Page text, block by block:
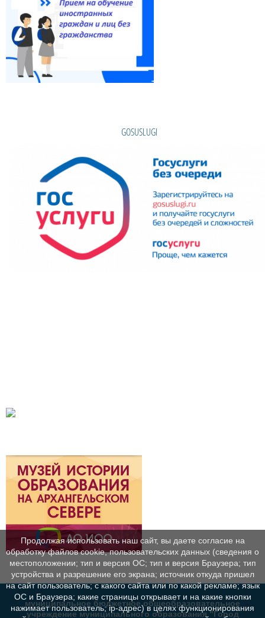
GOSUSLUGI
муниципальное бюджетное общеобразовательное
учреждение муниципального образования "Город
Продолжая использовать наш сайт, вы даете согласие на
обработку файлов cookie, пользовательских данных (сведения о
местоположении; тип и версия ОС; тип и версия Браузера; тип
устройства и разрешение его экрана; источник откуда пришел
на сайт пользователь; с какого сайта или по какой рекламе; язык
ОС и Браузера; какие страницы открывает и на какие кнопки
нажимает пользователь; ip-адрес) в целях функционирования